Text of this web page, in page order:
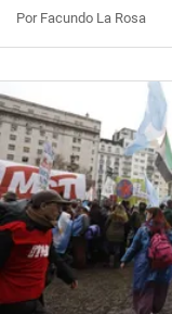
Por Facundo La Rosa